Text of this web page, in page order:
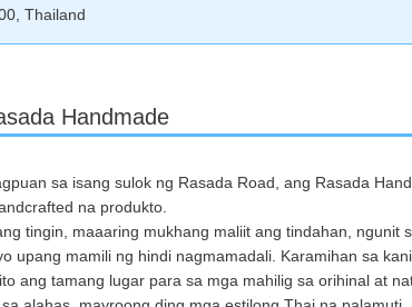
Thailand
Handmade
sa isang sulok ng Rasada Road, ang Rasada
na produkto.
tingin, maaaring mukhang maliit ang tindahan, ngunit
upang mamili ng hindi nagmamadali. Karamihan sa
ito ang tamang lugar para sa mga mahilig sa orihinal at